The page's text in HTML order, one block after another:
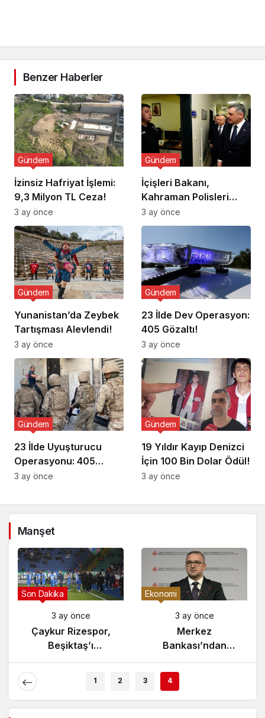
Benzer Haberler
İzinsiz Hafriyat İşlemi:
9,3 Milyon TL Ceza!
Gündem
3 ay önce
İçişleri Bakanı,
Kahraman Polisleri
Ziyaret Etti
Gündem
3 ay önce
Yunanistan’da Zeybek
Tartışması Alevlendi!
Gündem
3 ay önce
23 İlde Dev Operasyon:
405 Gözaltı!
Gündem
3 ay önce
23 İlde Uyuşturucu
Operasyonu: 405
Gözaltı!
Gündem
3 ay önce
19 Yıldır Kayıp Denizci
İçin 100 Bin Dolar Ödül!
Gündem
3 ay önce
Manşet
Son Dakika
3 ay önce
Çaykur Rizespor,
Beşiktaş’ı
Ağırlıyor!
Ekonomi
3 ay önce
Merkez
Bankası’ndan
Enflasyon Raporu
Açıklaması
1 2 3 4